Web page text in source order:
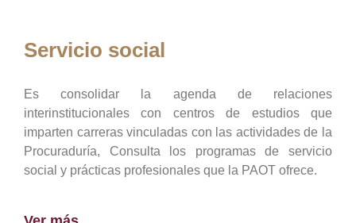
Servicio social
Es consolidar la agenda de relaciones
interinstitucionales con centros de estudios que
imparten carreras vinculadas con las actividades de la
Procuraduría, Consulta los programas de servicio
social y prácticas profesionales que la PAOT ofrece.